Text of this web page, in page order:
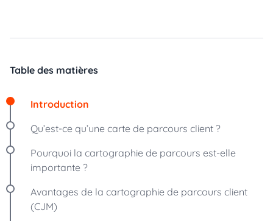
Table des matières
Introduction
Qu’est-ce qu’une carte de parcours client ?
Pourquoi la cartographie de parcours est-elle
importante ?
Avantages de la cartographie de parcours client
(CJM)